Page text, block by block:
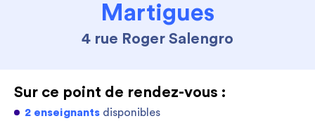
Martigues
4 rue Roger Salengro
Sur ce point de rendez-vous :
2 enseignants disponibles